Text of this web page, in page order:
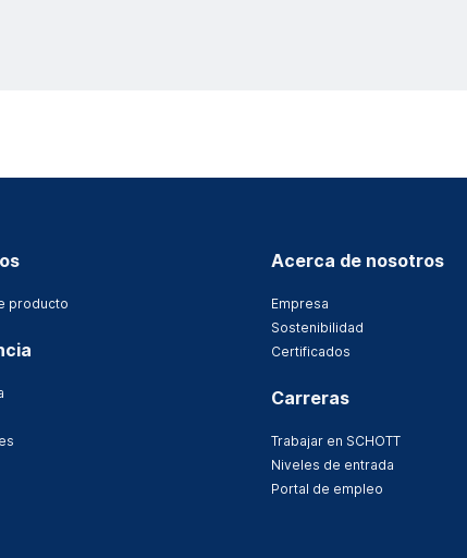
producto
Acerca de nosotros
Empresa
Sostenibilidad
Certificados
Carreras
Trabajar en SCHOTT
Niveles de entrada
Portal de empleo